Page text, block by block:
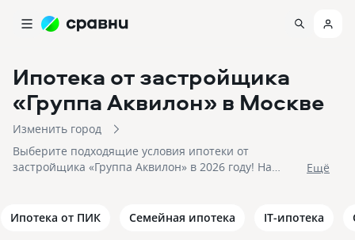
Ипотека от застройщика
«Группа Аквилон» в Москве
Изменить город
Выберите подходящие условия ипотеки от
застройщика «Группа Аквилон» в 2026 году! На
сумму до 100 000 000 рублей! Подайте заявку на
Eщё
Ипотека от ПИК Семейная ипотека IT-ипотека